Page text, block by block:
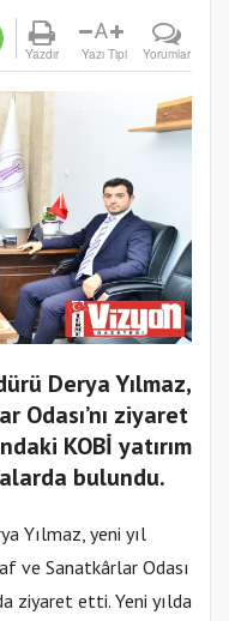
Yazdır
A
Yazı Tipi Yorumlar
Derya Yılmaz,
Odası’nı ziyaret
KOBİ yatırım
bulundu.
Yılmaz, yeni yıl
ve Sanatkârlar Odası
ziyaret etti. Yeni yılda